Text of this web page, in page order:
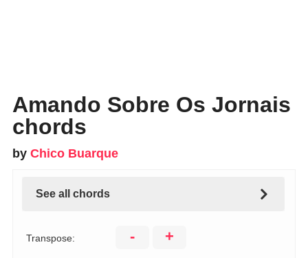
Amando Sobre Os Jornais
chords
by Chico Buarque
See all chords
Transpose: - +